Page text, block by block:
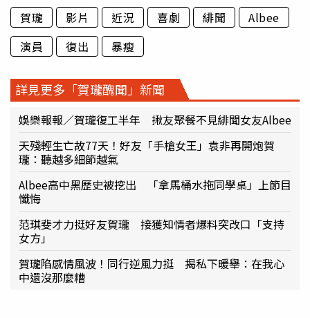
賀瓏 影片 近況 喜劇 緋聞
Albee
演員
復出 暴瘦
詳見更多「賀瓏醜聞」新聞
娛樂報報／賀瓏復工半年 揪友聚餐不見緋聞女友Albee
天殘輕生亡故77天！好友「手槍女王」袁非再開炮賀
瓏：聽越多細節越氣
Albee高中黑歷史被挖出 「拿馬桶水拖同學桌」上節目
懺悔
范琪斐才力挺好友賀瓏 接獲知情者爆料突改口「支持
女方」
賀瓏陷感情風波！同行逆風力挺 揭私下暖舉：在我心
中還沒那麼糟